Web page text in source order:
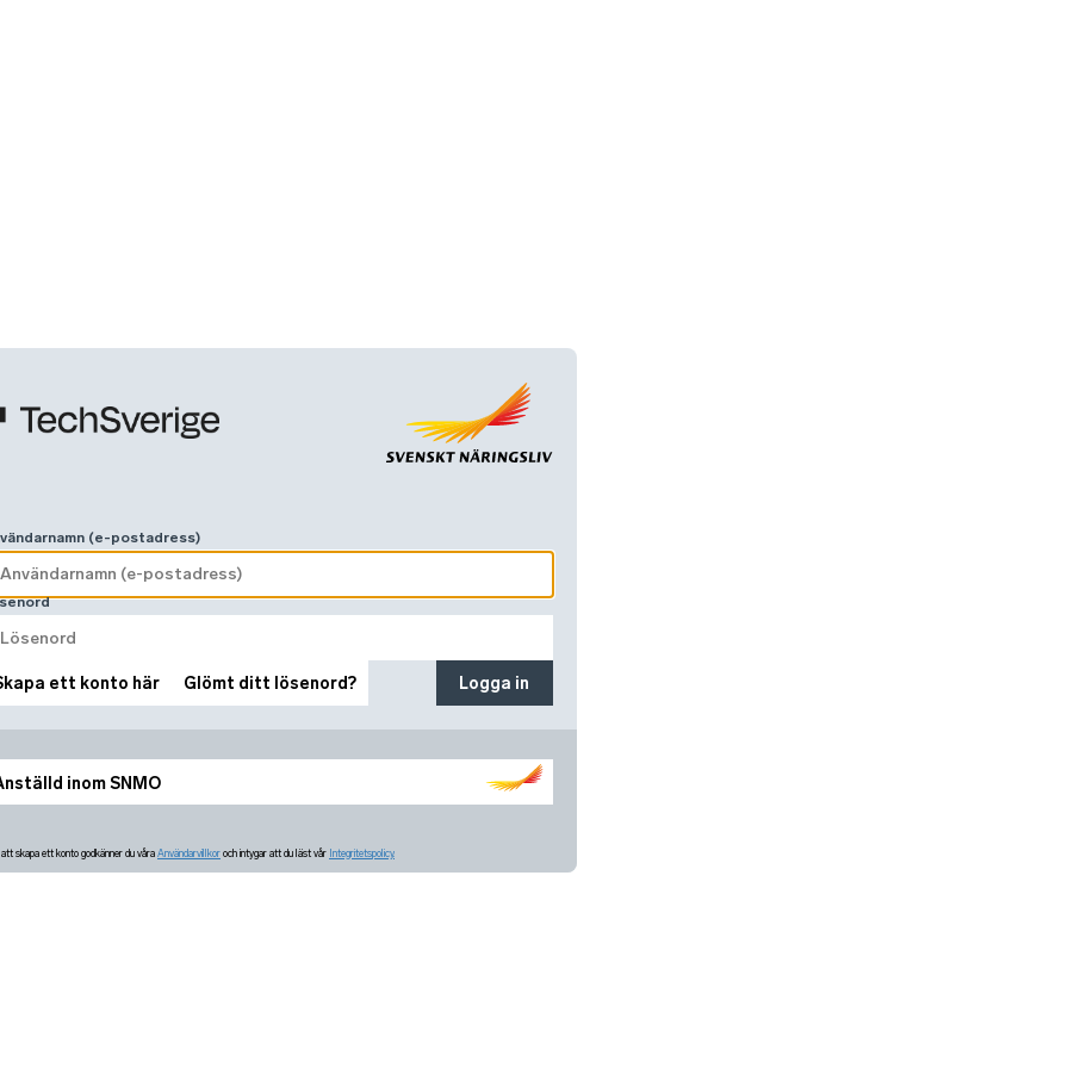
inom SNMO
(e-postadress)
ett konto här Glömt ditt lösenord? Logga in
skapa ett konto godkänner du våra Användarvillkor och intygar att du läst vår Integritetspolicy.